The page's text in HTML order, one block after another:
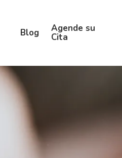
Blog Agende su
Cita